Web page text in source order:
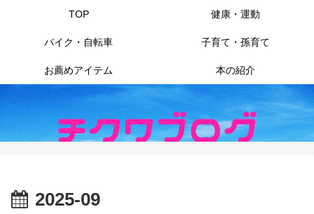
TOP 健康・運動
バイク・自転車 子育て・孫育て
お薦めアイテム 本の紹介
2025-09